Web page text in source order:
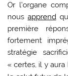
Or l’organe
nous apprend
première
fortement
stratégie
« certes, il y